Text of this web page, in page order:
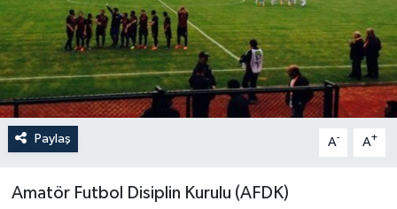
Paylaş A- A+
Amatör Futbol Disiplin Kurulu (AFDK)
Siyaset
Spor
Tarım
Turizm
Yaşam